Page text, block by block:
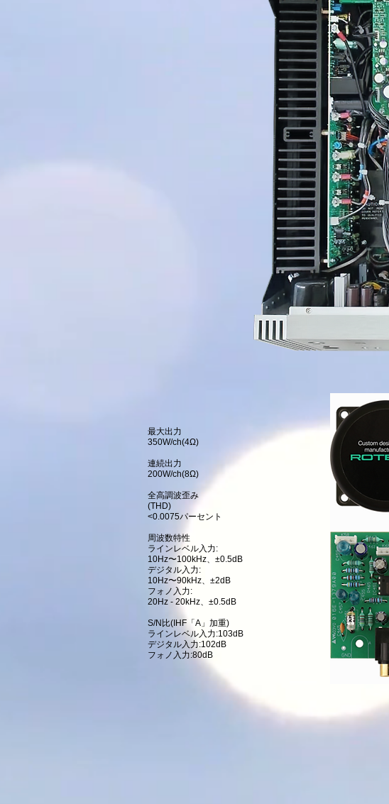
最大出力
350W/ch(4Ω)
連続出力
200W/ch(8Ω)
全高調波歪み
(THD)
<0.0075パーセント
周波数特性
ラインレベル入力:
10Hz〜100kHz、±0.5dB
デジタル入力:
10Hz〜90kHz、±2dB
フォノ入力:
20Hz - 20kHz、±0.5dB
S/N比(IHF「A」加重)
ラインレベル入力:103dB
デジタル入力:102dB
フォノ入力:80dB